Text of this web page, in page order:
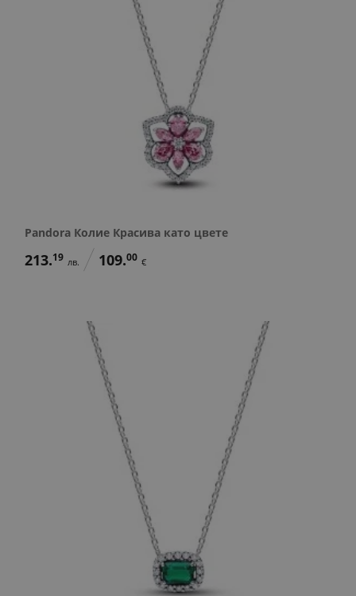
Pandora Колие Красива като цвете
213.19 лв. 109.00 €